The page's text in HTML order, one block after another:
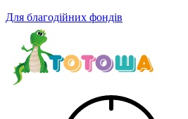
Для благодійних фондів